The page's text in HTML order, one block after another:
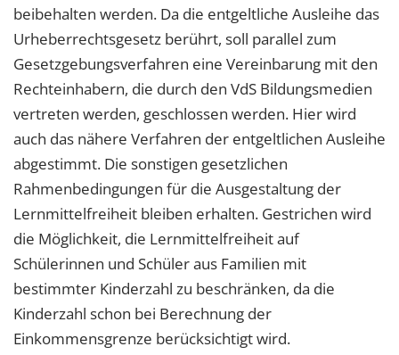
beibehalten werden. Da die entgeltliche Ausleihe das
Urheberrechtsgesetz berührt, soll parallel zum
Gesetzgebungsverfahren eine Vereinbarung mit den
Rechteinhabern, die durch den VdS Bildungsmedien
vertreten werden, geschlossen werden. Hier wird
auch das nähere Verfahren der entgeltlichen Ausleihe
abgestimmt. Die sonstigen gesetzlichen
Rahmenbedingungen für die Ausgestaltung der
Lernmittelfreiheit bleiben erhalten. Gestrichen wird
die Möglichkeit, die Lernmittelfreiheit auf
Schülerinnen und Schüler aus Familien mit
bestimmter Kinderzahl zu beschränken, da die
Kinderzahl schon bei Berechnung der
Einkommensgrenze berücksichtigt wird.